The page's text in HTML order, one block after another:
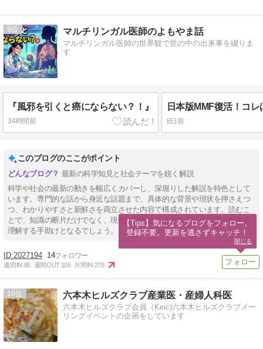
9 マルチリンガル医師のよもやま話
マルチリンガル医師の世界観で世の中の出来事を綴りま
す
『風邪を引くと癌にならない？！』
34時間前
日本版MMF復活！コ
8日前
このブログのここがポイント
最新の科学知見と社会テーマを鋭く解説
科学や社会の最新の動きを幅広くカバーし、深堀りした解説を特色として
います。専門的な話から身近な話題まで、具体的な背景や現状を押さえつ
つ、わかりやすさと新鮮さを両立させた内容で構成されています。読むこ
とで、知識の断片だけでなく、現代が抱えるさまざまな謎や課題の裏側を
理解する手助けとなるでしょう。
2027194 14
週間IN:85 週間OUT:105 月間IN:275
10 六本木ヒルズクラブ産業医・産婦人科医
六本木ヒルズクラブ会員（Keic)六本木ヒルズクラブメー
リングイベントの企画をしています
【Tips】気になるブログをフォロー。
登録不要。更新を逃さずキャッチ！
閉じる